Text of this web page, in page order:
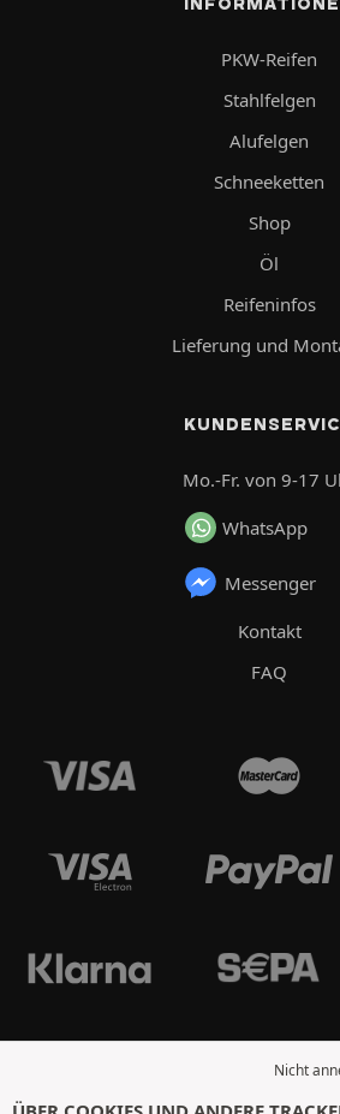
PKW-Reifen
Stahlfelgen
Alufelgen
Schneeketten
Shop
Öl
Reifeninfos
Lieferung und
Mo.-Fr. von 9-17
WhatsApp
Messenger
Kontakt
FAQ
Nicht